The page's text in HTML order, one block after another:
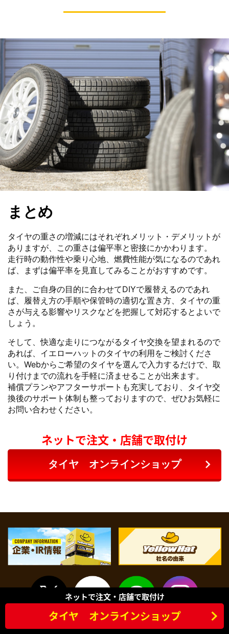
まとめ
タイヤの重さの増減にはそれぞれメリット・デメリットが
ありますが、この重さは偏平率と密接にかかわります。
走行時の動作性や乗り心地、燃費性能が気になるのであれ
ば、まずは偏平率を見直してみることがおすすめです。
また、ご自身の目的に合わせてDIYで履替えるのであれ
ば、履替え方の手順や保管時の適切な置き方、タイヤの重
さが与える影響やリスクなどを把握して対応するとよいで
しょう。
そして、快適な走りにつながるタイヤ交換を望まれるので
あれば、イエローハットのタイヤの利用をご検討くださ
い。Webからご希望のタイヤを選んで入力するだけで、取
り付けまでの流れを手軽に済ませることが出来ます。
補償プランやアフターサポートも充実しており、タイヤ交
換後のサポート体制も整っておりますので、ぜひお気軽に
お問い合わせください。
ネットで注文・店舗で取付け
タイヤ オンラインショップ
ネットで注文・店舗で取付け
タイヤ オンラインショップ